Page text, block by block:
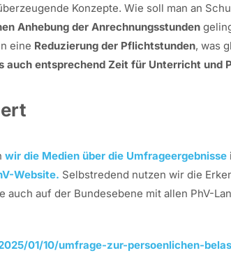
Konzepte. Wie soll man an
Anhebung der Anrechnungsstunden
eine Reduzierung der Pflichtstunden, was
entsprechend Zeit für Unterricht und
wir die Medien über die Umfrageergebnisse
Website. Selbstredend nutzen wir die
auf der Bundesebene mit allen PhV-
01/10/umfrage-zur-persoenlichen-